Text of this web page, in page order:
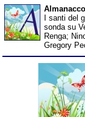
I santi del
sonda su
Renga;
Gregory